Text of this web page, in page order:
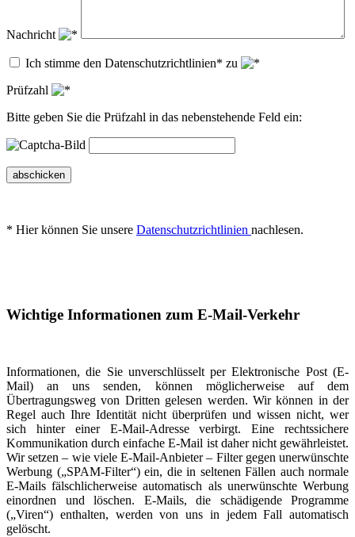
Nachricht
Ich stimme den Datenschutzrichtlinien* zu
Prüfzahl
Bitte geben Sie die Prüfzahl in das nebenstehende Feld ein:
abschicken
* Hier können Sie unsere Datenschutzrichtlinien nachlesen.
Wichtige Informationen zum E-Mail-Verkehr
Informationen, die Sie unverschlüsselt per Elektronische Post (E-
Mail) an uns senden, können möglicherweise auf dem
Übertragungsweg von Dritten gelesen werden. Wir können in der
Regel auch Ihre Identität nicht überprüfen und wissen nicht, wer
sich hinter einer E-Mail-Adresse verbirgt. Eine rechtssichere
Kommunikation durch einfache E-Mail ist daher nicht gewährleistet.
Wir setzen – wie viele E-Mail-Anbieter – Filter gegen unerwünschte
Werbung („SPAM-Filter“) ein, die in seltenen Fällen auch normale
E-Mails fälschlicherweise automatisch als unerwünschte Werbung
einordnen und löschen. E-Mails, die schädigende Programme
(„Viren“) enthalten, werden von uns in jedem Fall automatisch
gelöscht.